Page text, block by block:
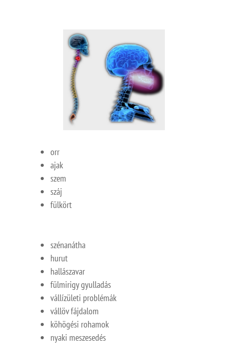
orr
ajak
szem
száj
fülkört
szénanátha
hurut
hallászavar
fülmirigy gyulladás
vállízületi problémák
vállöv fájdalom
köhögési rohamok
nyaki meszesedés